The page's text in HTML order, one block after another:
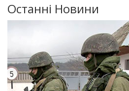
Останні Новини